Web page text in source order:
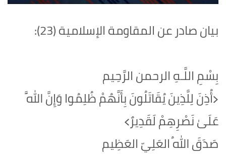
بيان صادر عن المقاومة الإسلامية (23):‏
بِسْمِ اللَّـهِ الرحمن الرَّحِيم
‏﴿أُذِنَ لِلَّذِينَ يُقَاتَلُونَ بِأَنَّهُمْ ظُلِمُوا وَإِنَّ اللَّهَ
عَلَىٰ نَصْرِهِمْ لَقَدِيرٌ﴾‏
صَدَقَ اللهُ العَلِيّ العَظِيم